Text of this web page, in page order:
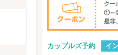
クー
①～③
是非
カップルズ予約
イ